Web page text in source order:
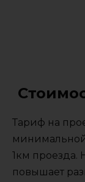
Тариф на
1км проезда.
повышает